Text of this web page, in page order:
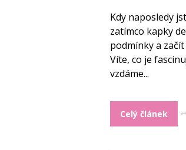
Kdy naposledy
zatímco kapky
podmínky a
Víte, co je
vzdáme...
Celý článek